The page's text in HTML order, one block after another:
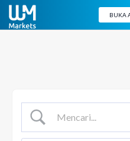
BUKA